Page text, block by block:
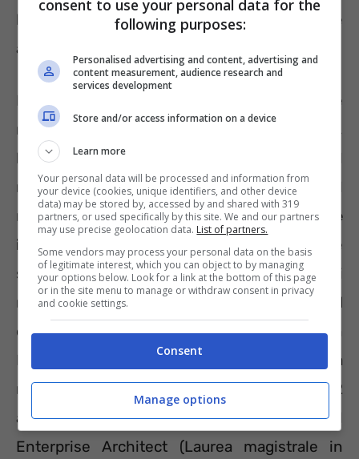
basterà entrare sul sito della Barilla e
accedere alla sezione dedicata.
Le opportunità professionali potranno essere
ristrette filtrando la ricerca per parola chiave,
lingua di lavoro, area professionale, Paese. Al
momento risultano 47 posizioni aperte nel
mondo.In Italia la Barilla ricerca personale
in Emilia Romagna
. Le figure da assumere
sono il Trasfertista per l’Ingegneria (si
richiede diploma ITIS Perito Tecnico ed
esperienza pregressa di sei anni), l’IT Solution
Design Specialist – Supply Chain (laurea
magistrale in Ingegneria/informatica e 1/2
anni di esperienza pregressa), l’IT Digital
Enterprise Architect (Laurea magistrale in
consent to use your personal data for the
following purposes:
Personalised advertising and content, advertising and
content measurement, audience research and
services development
Store and/or access information on a device
Learn more
Your personal data will be processed and information from
your device (cookies, unique identifiers, and other device
data) may be stored by, accessed by and shared with 319
partners, or used specifically by this site. We and our partners
may use precise geolocation data. List of partners.
Some vendors may process your personal data on the basis
of legitimate interest, which you can object to by managing
your options below. Look for a link at the bottom of this page
or in the site menu to manage or withdraw consent in privacy
and cookie settings.
Consent
Manage options